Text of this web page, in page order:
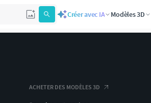
Créer avec IA Modèles 3D
ACHETER DES MODÈLES 3D